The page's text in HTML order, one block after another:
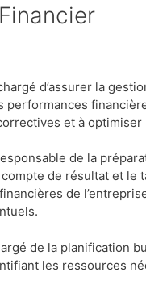
d’assurer la
et à
de la
de résultat et le
de
de la planification
les ressources